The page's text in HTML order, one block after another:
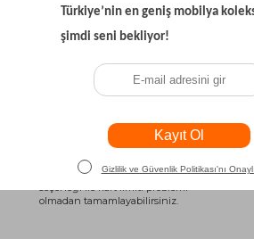
Son Baktıklarınız
Alışveriş Kredisi
Siparişlerinizi anında alışveriş kredisi
seçeneği ile kart limiti problemi
olmadan tamamlayabilirsiniz.